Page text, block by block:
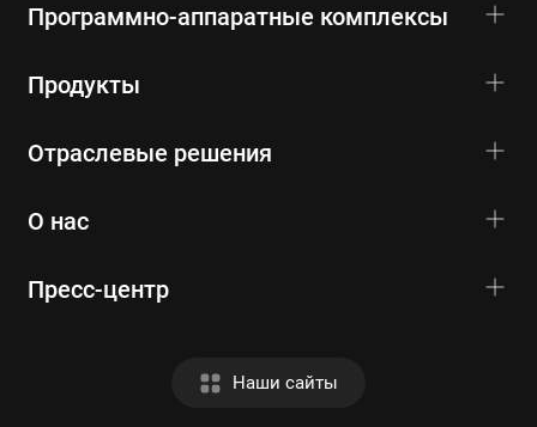
Программно-аппаратные комплексы
Продукты
Отраслевые решения
О нас
Пресс-центр
Наши сайты